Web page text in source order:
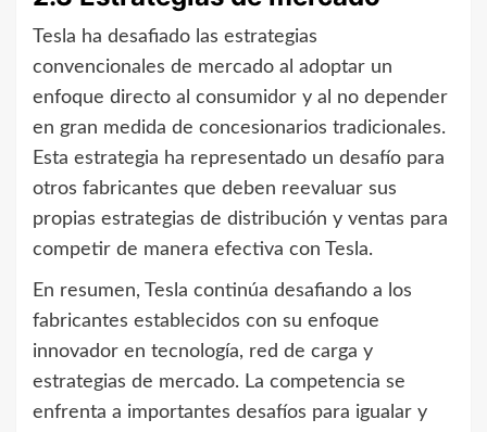
Tesla ha desafiado las estrategias
convencionales de mercado al adoptar un
enfoque directo al consumidor y al no depender
en gran medida de concesionarios tradicionales.
Esta estrategia ha representado un desafío para
otros fabricantes que deben reevaluar sus
propias estrategias de distribución y ventas para
competir de manera efectiva con Tesla.
En resumen, Tesla continúa desafiando a los
fabricantes establecidos con su enfoque
innovador en tecnología, red de carga y
estrategias de mercado. La competencia se
enfrenta a importantes desafíos para igualar y